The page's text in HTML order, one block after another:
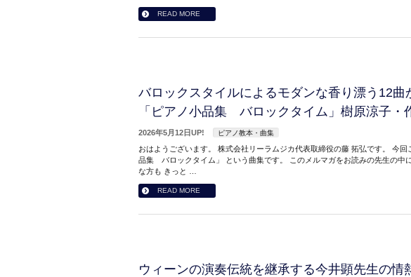
READ MORE
バロックスタイルによるモダンな香り漂う12曲
「ピアノ小品集 バロックタイム」樹原涼子・
2026年5月12日UP! ピアノ教本・曲集
おはようございます。 株式会社リーラムジカ代表取締役の藤 拓弘です。 今
品集 バロックタイム」 という曲集です。 このメルマガをお読みの先生の中
な方も きっと …
READ MORE
ウィーンの演奏伝統を継承する今井顕先生の情